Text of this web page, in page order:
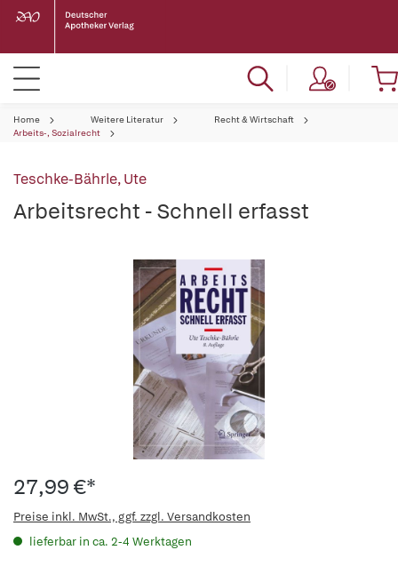
Home Weitere Literatur
Recht & Wirtschaft
Arbeits-, Sozialrecht
Teschke-Bährle, Ute
Arbeitsrecht - Schnell erfasst
27,99 €*
Preise inkl. MwSt., ggf. zzgl. Versandkosten
lieferbar in ca. 2-4 Werktagen